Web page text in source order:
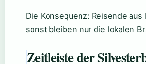
Die Konsequenz: Reisende
sonst bleiben nur die lokalen
Zeitleiste der